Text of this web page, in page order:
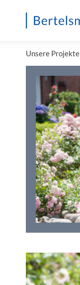
Unsere Projekte